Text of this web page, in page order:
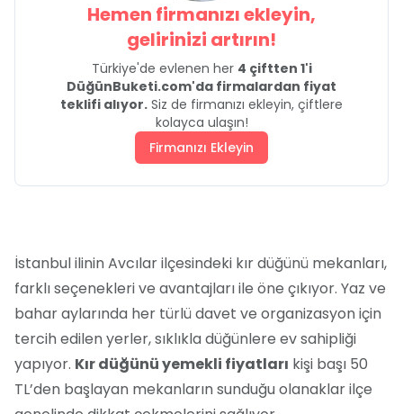
Hemen firmanızı ekleyin,
gelirinizi artırın!
Türkiye'de evlenen her 4 çiftten 1'i
DüğünBuketi.com'da firmalardan fiyat
teklifi alıyor. Siz de firmanızı ekleyin, çiftlere
kolayca ulaşın!
Firmanızı Ekleyin
İstanbul ilinin Avcılar ilçesindeki kır düğünü mekanları,
farklı seçenekleri ve avantajları ile öne çıkıyor. Yaz ve
bahar aylarında her türlü davet ve organizasyon için
tercih edilen yerler, sıklıkla düğünlere ev sahipliği
yapıyor. Kır düğünü yemekli fiyatları kişi başı 50
TL’den başlayan mekanların sunduğu olanaklar ilçe